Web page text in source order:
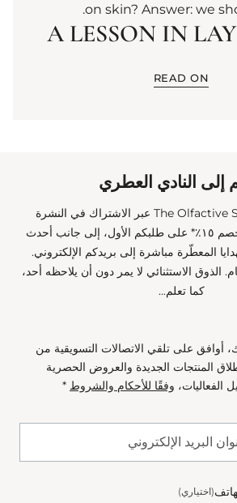
on skin? Answer: we
READ ON
إلى النادي العطري
انضموا إلى The Olfactive Society عبر الاشتراك في النشرة
البريدية، واستمتعوا بخصم ١٥٪* على طلبكم الأول، إلى جانب أحدث
المعطّرة مباشرة إلى بريدكم الإلكتروني.
الذوق الاستثنائي لا يمر دون أن يلاحظه أحد،
كما تعلم...
أوافق على تلقي الاتصالات التسويقية من
المنتجات الجديدة والعروض الحصرية
الفعاليات، وفقًا للأحكام والشروط *
(اختياري)